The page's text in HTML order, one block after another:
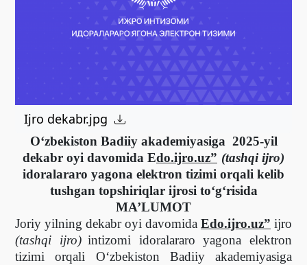
Ijro dekabr.jpg
O‘zbekiston Badiiy akademiyasiga 2025-yil
dekabr oyi davomida Edo.ijro.uz” (tashqi ijro)
idoralararo yagona elektron tizimi orqali kelib
tushgan topshiriqlar ijrosi to‘g‘risida
MA’LUMOT
Joriy yilning dekabr oyi davomida Edo.ijro.uz” ijro
(tashqi ijro) intizomi idoralararo yagona elektron
tizimiorqali O‘zbekiston Badiiy akademiyasiga